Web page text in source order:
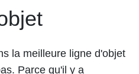
la meilleure ligne d'objet
Parce qu'il y a